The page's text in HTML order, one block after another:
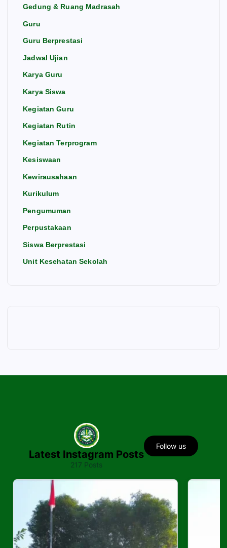
Gedung & Ruang Madrasah
Guru
Guru Berprestasi
Jadwal Ujian
Karya Guru
Karya Siswa
Kegiatan Guru
Kegiatan Rutin
Kegiatan Terprogram
Kesiswaan
Kewirausahaan
Kurikulum
Pengumuman
Perpustakaan
Siswa Berprestasi
Unit Kesehatan Sekolah